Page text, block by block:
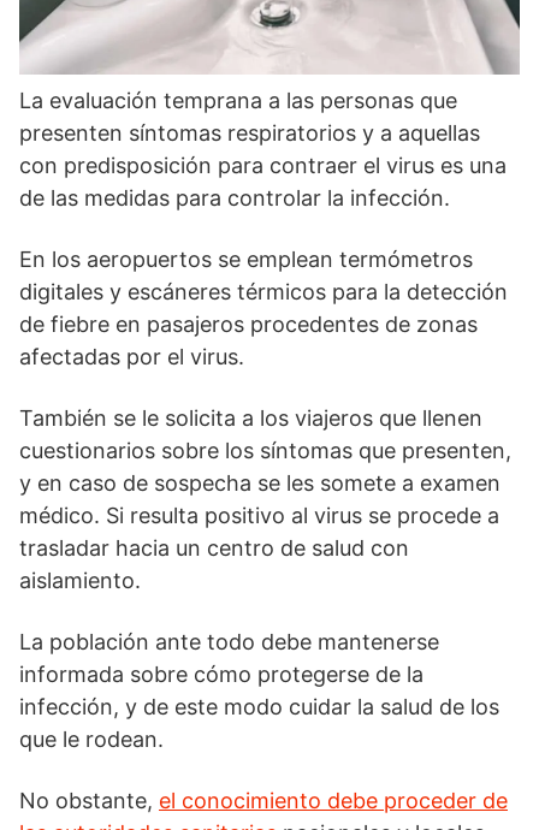
La evaluación temprana a las personas que
presenten síntomas respiratorios y a aquellas
con predisposición para contraer el virus es una
de las medidas para controlar la infección.
En los aeropuertos se emplean termómetros
digitales y escáneres térmicos para la detección
de fiebre en pasajeros procedentes de zonas
afectadas por el virus.
También se le solicita a los viajeros que llenen
cuestionarios sobre los síntomas que presenten,
y en caso de sospecha se les somete a examen
médico. Si resulta positivo al virus se procede a
trasladar hacia un centro de salud con
aislamiento.
La población ante todo debe mantenerse
informada sobre cómo protegerse de la
infección, y de este modo cuidar la salud de los
que le rodean.
No obstante, el conocimiento debe proceder de